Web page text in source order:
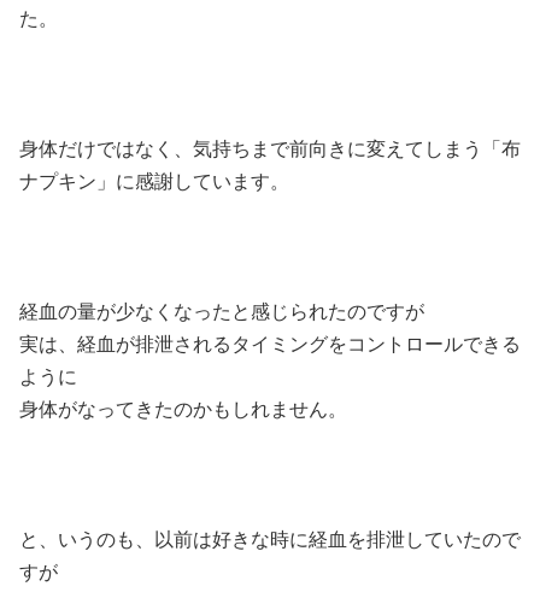
た。
身体だけではなく、気持ちまで前向きに変えてしまう「布
ナプキン」に感謝しています。
経血の量が少なくなったと感じられたのですが
実は、経血が排泄されるタイミングをコントロールできる
ように
身体がなってきたのかもしれません。
と、いうのも、以前は好きな時に経血を排泄していたので
すが